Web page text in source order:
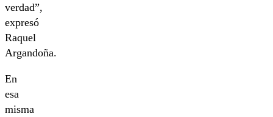
verdad”,
expresó
Raquel
Argandoña.
En
esa
misma